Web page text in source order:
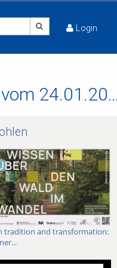
Login
Tim Eicke - "The European Court of
tradition and transformation: